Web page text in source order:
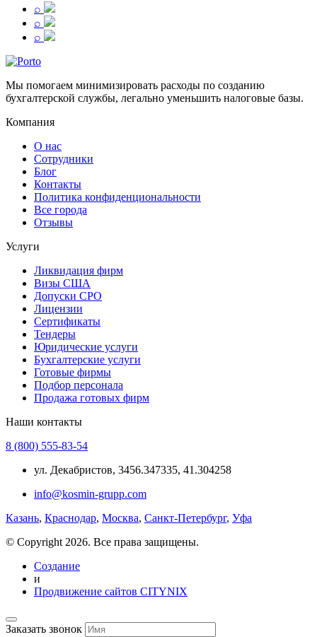
⌕
⌕
⌕
Мы помогаем минимизировать расходы по созданию
бухгалтерской службы, легально уменьшить налоговые базы.
Компания
О нас
Сотрудники
Блог
Контакты
Политика конфиденциональности
Все города
Отзывы
Услуги
Ликвидация фирм
Визы США
Допуски СРО
Лицензии
Сертификаты
Тендеры
Юридические услуги
Бухгалтерские услуги
Готовые фирмы
Подбор персонала
Продажа готовых фирм
Наши контакты
8 (800) 555-83-54
ул. Декабристов, 3456.347335, 41.304258
info@kosmin-grupp.com
Казань, Краснодар, Москва, Санкт-Петербург, Уфа
© Copyright 2026. Все права защищены.
Создание
и
Продвижение сайтов CITYNIX
Заказать звонок